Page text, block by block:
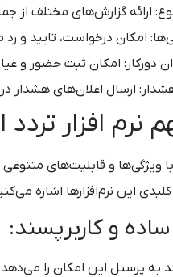
ارائه گزارش‌های مختلف از
امکان درخواست، تایید و
دورکار: امکان ثبت حضور و
ارسال اعلان‌های هشدار
با ویژگی‌ها و قابلیت‌های
این نرم‌افزارها اشاره
به پرسنل این امکان را می‌دهد